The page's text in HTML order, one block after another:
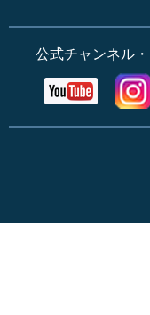
公式チャンネル・